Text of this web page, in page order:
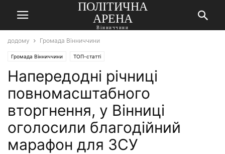
ПОЛІТИЧНА
АРЕНА
Вінниччини
додому Громада Вінниччини
Громада Вінниччини ТОП-статті
Напередодні річниці
повномасштабного
вторгнення, у Вінниці
оголосили благодійний
марафон для ЗСУ